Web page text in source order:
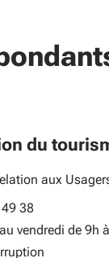
du
aux
38
vendredi de 9h